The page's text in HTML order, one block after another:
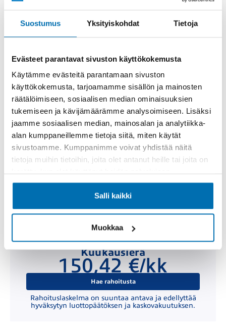
Suostumus Yksityiskohdat Tietoja
Evästeet parantavat sivuston käyttökokemusta
Käytämme evästeitä parantamaan sivuston
käyttökokemusta, tarjoamamme sisällön ja mainosten
räätälöimiseen, sosiaalisen median ominaisuuksien
tukemiseen ja kävijämäärämme analysoimiseen. Lisäksi
jaamme sosiaalisen median, mainosalan ja analytiikka-
alan kumppaneillemme tietoja siitä, miten käytät
sivustoamme. Kumppanimme voivat yhdistää näitä
tietoja muihin tietoihin, joita olet antanut heille tai joita on
Salli kaikki
Muokkaa
Käsiraha tai vaihtoauto (€)
Suurempi viimeinen erä (€)
Kuukausierä
150,42 €/kk
Hae rahoitusta
Rahoituslaskelma on suuntaa antava ja edellyttää
hyväksytyn luottopäätöksen ja kaskovakuutuksen.